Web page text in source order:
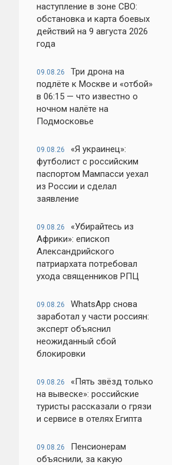
наступление в зоне СВО:
обстановка и карта боевых
действий на 9 августа 2026
года
09.08.26
Три дрона на
подлёте к Москве и «отбой»
в 06:15 — что известно о
ночном налёте на
Подмосковье
09.08.26
«Я украинец»:
футболист с российским
паспортом Мампасси уехал
из России и сделал
заявление
09.08.26
«Убирайтесь из
Африки»: епископ
Александрийского
патриархата потребовал
ухода священников РПЦ
09.08.26
WhatsApp снова
заработал у части россиян:
эксперт объяснил
неожиданный сбой
блокировки
09.08.26
«Пять звёзд только
на вывеске»: российские
туристы рассказали о грязи
и сервисе в отелях Египта
09.08.26
Пенсионерам
объяснили, за какую